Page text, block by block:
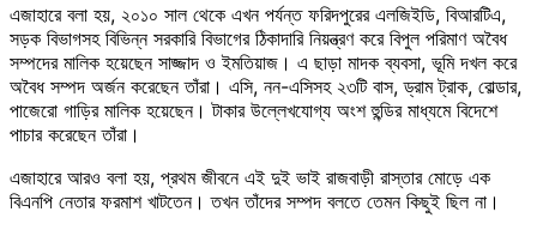
এজাহারে বলা হয়, ২০১০ সাল থেকে এখন পর্যন্ত ফরিদপুরের এলজিইডি, বিআরটিএ,
সড়ক বিভাগসহ বিভিন্ন সরকারি বিভাগের ঠিকাদারি নিয়ন্ত্রণ করে বিপুল পরিমাণ অবৈধ
সম্পদের মালিক হয়েছেন সাজ্জাদ ও ইমতিয়াজ। এ ছাড়া মাদক ব্যবসা, ভূমি দখল করে
অবৈধ সম্পদ অর্জন করেছেন তাঁরা। এসি, নন-এসিসহ ২৩টি বাস, ড্রাম ট্রাক, বোল্ডার,
পাজেরো গাড়ির মালিক হয়েছেন। টাকার উল্লেখযোগ্য অংশ হুন্ডির মাধ্যমে বিদেশে
পাচার করেছেন তাঁরা।
এজাহারে আরও বলা হয়, প্রথম জীবনে এই দুই ভাই রাজবাড়ী রাস্তার মোড়ে এক
বিএনপি নেতার ফরমাশ খাটতেন। তখন তাঁদের সম্পদ বলতে তেমন কিছুই ছিল না।